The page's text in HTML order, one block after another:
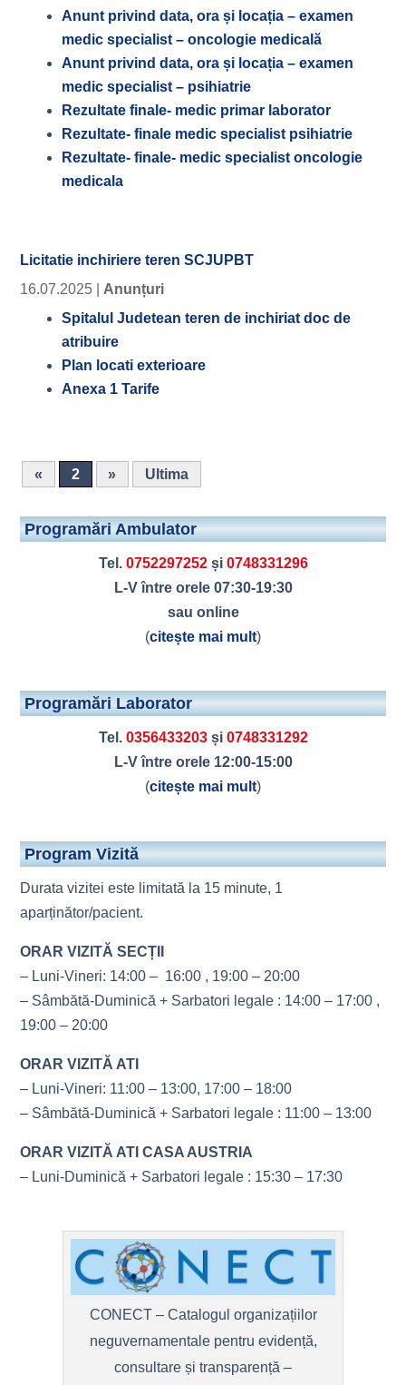
Anunt privind data, ora și locația – examen
medic specialist – oncologie medicală
Anunt privind data, ora și locația – examen
medic specialist – psihiatrie
Rezultate finale- medic primar laborator
Rezultate- finale medic specialist psihiatrie
Rezultate- finale- medic specialist oncologie
medicala
Licitatie inchiriere teren SCJUPBT
16.07.2025
Anunțuri
Spitalul Judetean teren de inchiriat doc de
atribuire
Plan locati exterioare
Anexa 1 Tarife
« 2 » Ultima
Programări Ambulator
Tel. 0752297252și 0748331296
L-V între orele 07:30-19:30
sau online
(citește mai mult)
Programări Laborator
Tel. 0356433203și 0748331292
L-V între orele 12:00-15:00
(citește mai mult)
Program Vizită
Durata vizitei este limitată la 15 minute, 1
aparținător/pacient.
ORAR VIZITĂ SECȚII
– Luni-Vineri: 14:00 – 16:00 , 19:00 – 20:00
– Sâmbătă-Duminică + Sarbatori legale : 14:00 – 17:00 ,
19:00 – 20:00
ORAR VIZITĂ ATI
– Luni-Vineri: 11:00 – 13:00, 17:00 – 18:00
– Sâmbătă-Duminică + Sarbatori legale : 11:00 – 13:00
ORAR VIZITĂ ATI CASA AUSTRIA
– Luni-Duminică + Sarbatori legale : 15:30 – 17:30
CONECT – Catalogul organizațiilor
neguvernamentale pentru evidență,
consultare și transparență –